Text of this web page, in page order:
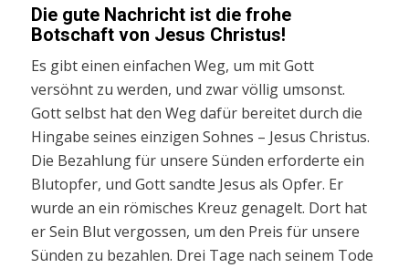
Die gute Nachricht ist die frohe
Botschaft von Jesus Christus!
Es gibt einen einfachen Weg, um mit Gott
versöhnt zu werden, und zwar völlig umsonst.
Gott selbst hat den Weg dafür bereitet durch die
Hingabe seines einzigen Sohnes – Jesus Christus.
Die Bezahlung für unsere Sünden erforderte ein
Blutopfer, und Gott sandte Jesus als Opfer. Er
wurde an ein römisches Kreuz genagelt. Dort hat
er Sein Blut vergossen, um den Preis für unsere
Sünden zu bezahlen. Drei Tage nach seinem Tode